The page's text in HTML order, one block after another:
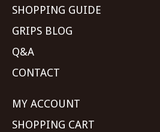
SHOPPING GUIDE
GRIPS BLOG
Q&A
CONTACT
MY ACCOUNT
SHOPPING CART